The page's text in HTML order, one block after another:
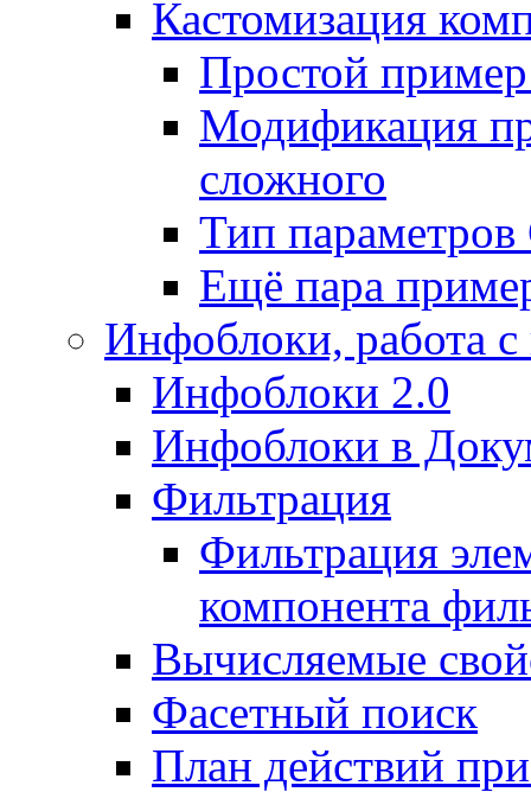
Кастомизация
Простой
Модификация
сложного
Тип
Ещё пара
Инфоблоки, работа
Инфоблоки 2.0
Инфоблоки в
Фильтрация
Фильтрация
компонента
Вычисляемые
Фасетный поиск
План действий